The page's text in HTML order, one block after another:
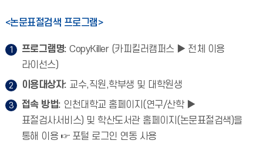
<논문표절검색 프로그램>
프로그램명: CopyKiller (카피킬러캠퍼스 ▶ 전체 이용
라이선스)
이용대상자: 교수,직원,학부생 및 대학원생
접속 방법: 인천대학교 홈페이지(연구/산학 ▶
표절검사서비스) 및 학산도서관 홈페이지(논문표절검색)을
통해 이용 ☞ 포털 로그인 연동 사용